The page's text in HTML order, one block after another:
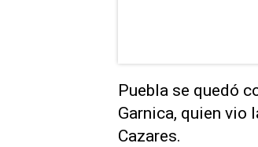
Puebla se quedó
Garnica, quien vio
Cazares.